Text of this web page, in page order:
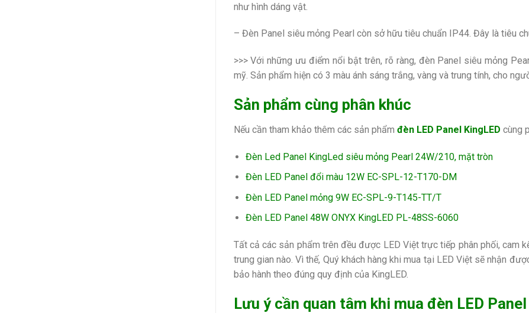
như hình dáng vật.
– Đèn Panel siêu mỏng Pearl còn sở hữu tiêu chuẩn IP44. Đây là tiêu
>>> Với những ưu điểm nổi bật trên, rõ ràng, đèn Panel siêu mỏng
mỹ. Sản phẩm hiện có 3 màu ánh sáng trắng, vàng và trung tính, cho
Sản phẩm cùng phân khúc
Nếu cần tham khảo thêm các sản phẩm đèn LED Panel KingLED cùng
Đèn Led Panel KingLed siêu mỏng Pearl 24W/210, mặt tròn
Đèn LED Panel đổi màu 12W EC-SPL-12-T170-DM
Đèn LED Panel mỏng 9W EC-SPL-9-T145-TT/T
Đèn LED Panel 48W ONYX KingLED PL-48SS-6060
Tất cả các sản phẩm trên đều được LED Việt trực tiếp phân phối, cam
trung gian nào. Vì thế, Quý khách hàng khi mua tại LED Việt sẽ nhận
bảo hành theo đúng quy định của KingLED.
Lưu ý cần quan tâm khi mua đèn LED